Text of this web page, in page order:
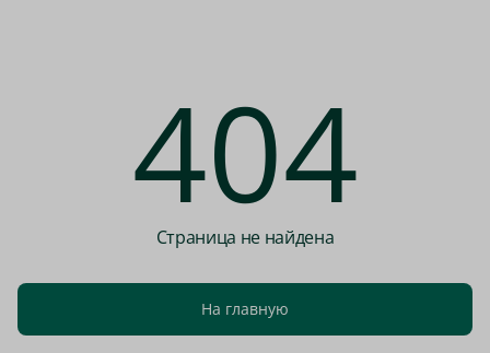
404
Страница не найдена
На главную